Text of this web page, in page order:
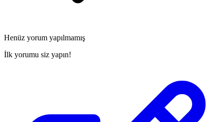
Henüz yorum yapılmamış
İlk yorumu siz yapın!